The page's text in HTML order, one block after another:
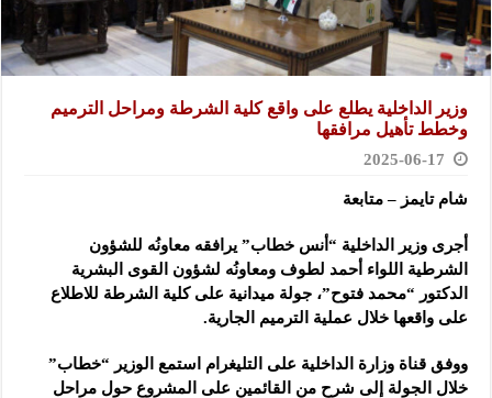
وزير الداخلية يطلع على واقع كلية الشرطة ومراحل الترميم
وخطط تأهيل مرافقها
2025-06-17
شام تايمز – متابعة
أجرى وزير الداخلية “أنس خطاب” يرافقه معاونُه للشؤون
الشرطية اللواء أحمد لطوف ومعاونُه لشؤون القوى البشرية
الدكتور “محمد فتوح”، جولة ميدانية على كلية الشرطة للاطلاع
على واقعها خلال عملية الترميم الجارية.
ووفق قناة وزارة الداخلية على التليغرام استمع الوزير “خطاب”
خلال الجولة إلى شرحٍ من القائمين على المشروع حول مراحل